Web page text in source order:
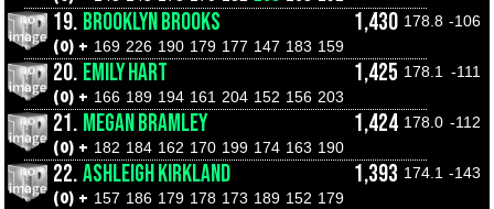
19. BROOKLYN BROOKS 1,430 178.8 -106
(0) + 169 226 190 179 177 147 183 159
20. EMILY HART 1,425 178.1 -111
(0) + 166 189 194 161 204 152 156 203
21. MEGAN BRAMLEY 1,424 178.0 -112
(0) + 182 184 162 170 199 174 163 190
22.ASHLEIGH KIRKLAND 1,393 174.1 -143
(0) + 157 186 179 178 173 189 152 179